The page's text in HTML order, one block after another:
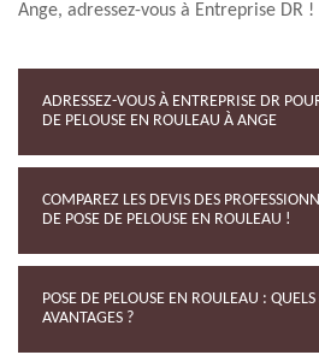
Ange, adressez-vous à Entreprise DR !
ADRESSEZ-VOUS À ENTREPRISE DR
DE PELOUSE EN ROULEAU À ANGE
COMPAREZ LES DEVIS DES
DE POSE DE PELOUSE EN ROULEAU !
POSE DE PELOUSE EN ROULEAU : QUELS
AVANTAGES ?